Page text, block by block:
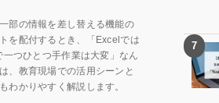
部の情報を差し替える機能の
を配付するとき、「Excelでは
つひとつ手作業は大変」なん
、教育現場での活用シーンと
わかりやすく解説します。